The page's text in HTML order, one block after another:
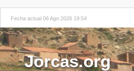
Fecha actual 06 Ago 2026 19:54
Jorcas.org